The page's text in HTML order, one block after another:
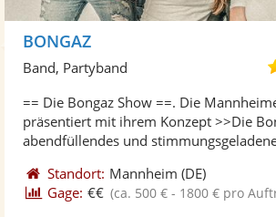
BONGAZ
Band, Partyband
== Die Bongaz Show ==. Die
präsentiert mit ihrem Konzept >>Die
abendfüllendes und
Standort: Mannheim (DE)
Gage: €€ (ca. 500 € - 1800 € pro